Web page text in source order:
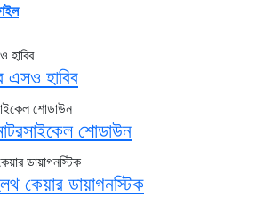
এসও হাবিব
শোডাউন
কেয়ার ডায়াগনস্টিক